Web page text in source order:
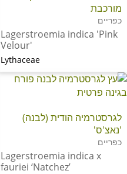
מורכבת
כפריים
Lagerstroemia indica 'Pink
Velour'
Lythaceae
לגרסטרמיה הודית (לבנה)
'נאצ'ס'
כפריים
Lagerstroemia indica x
fauriei ‘Natchez’